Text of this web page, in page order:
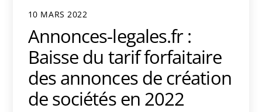
10 MARS 2022
Annonces-legales.fr :
Baisse du tarif forfaitaire
des annonces de création
de sociétés en 2022